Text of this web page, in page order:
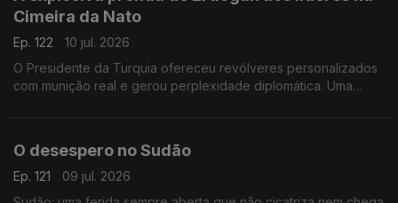
Cimeira da Nato
Ep. 122
10 jul. 2026
O Presidente da Turquia ofereceu revólveres personalizados
com munição real e gerou perplexidade diplomática. Uma
O desespero no Sudão
Ep. 121
09 jul. 2026